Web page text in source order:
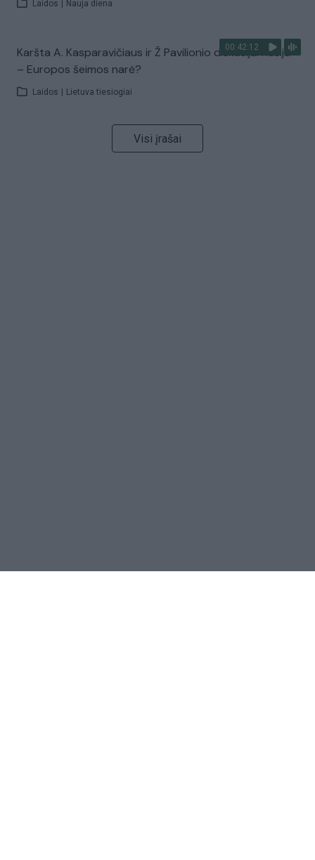
Laidos Nauja diena
00:42:12
Karšta A. Kasparavičiaus ir Ž Pavilionio diskusija: Rusija
– Europos šeimos narė?
Laidos Lietuva tiesiogiai
Visi įrašai